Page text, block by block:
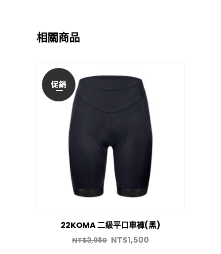
相關商品
促銷
22KOMA 二級平口車褲(黑)
NT$3,980 NT$1,500